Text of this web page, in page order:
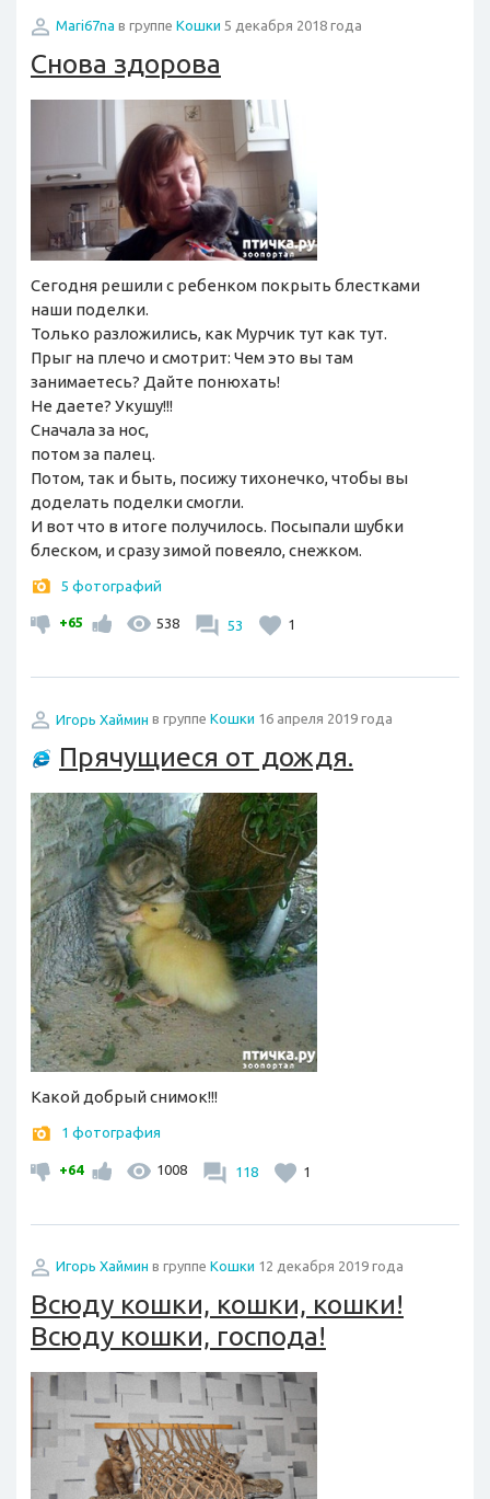
Mari67na в группе Кошки 5 декабря 2018 года
Снова здорова
Сегодня решили с ребенком покрыть блестками
наши поделки.
Только разложились, как Мурчик тут как тут.
Прыг на плечо и смотрит: Чем это вы там
занимаетесь? Дайте понюхать!
Не даете? Укушу!!!
Сначала за нос,
потом за палец.
Потом, так и быть, посижу тихонечко, чтобы вы
доделать поделки смогли.
И вот что в итоге получилось. Посыпали шубки
блеском, и сразу зимой повеяло, снежком.
5 фотографий
+65 538 53 1
Игорь Хаймин в группе Кошки 16 апреля 2019 года
Прячущиеся от дождя.
Какой добрый снимок!!!
1 фотография
+64 1008 118 1
Игорь Хаймин в группе Кошки 12 декабря 2019 года
Всюду кошки, кошки, кошки!
Всюду кошки, господа!